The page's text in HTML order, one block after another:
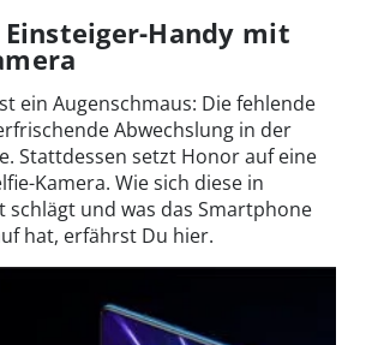
Einsteiger-Handy mit
ein Augenschmaus: Die fehlende
Abwechslung in der
Stattdessen setzt Honor auf eine
Kamera. Wie sich diese in
schlägt und was das Smartphone
hat, erfährst Du hier.